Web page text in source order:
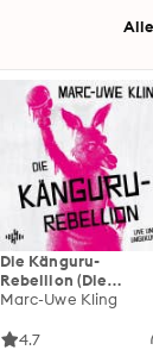
Die Känguru-
Rebellion (Die
Känguru-Werke 5)
Marc-Uwe Kling
4.7